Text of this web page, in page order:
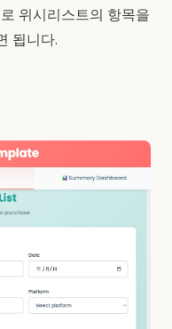
위시리스트의 항목을
됩니다.